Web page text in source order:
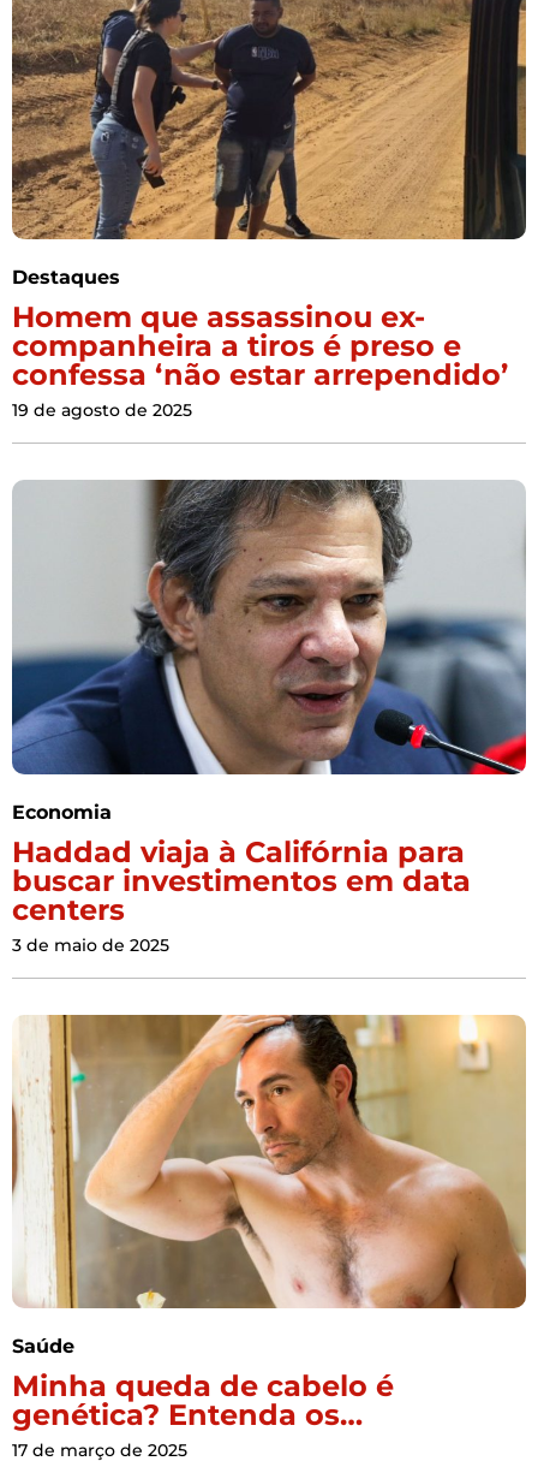
Destaques
Homem que assassinou ex-
companheira a tiros é preso e
confessa ‘não estar arrependido’
19 de agosto de 2025
Economia
Haddad viaja à Califórnia para
buscar investimentos em data
centers
3 de maio de 2025
Saúde
Minha queda de cabelo é
genética? Entenda os…
17 de março de 2025